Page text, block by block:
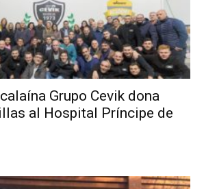
Grupo Cevik dona
al Hospital Príncipe de